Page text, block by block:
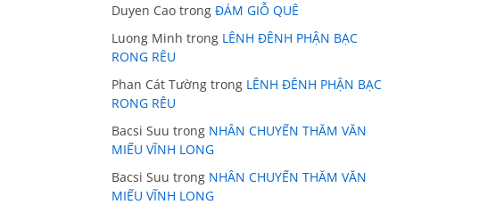
Duyen Cao trong ĐÁM GIỖ QUÊ
Luong Minh trong LÊNH ĐÊNH PHẬN BẠC
RONG RÊU
Phan Cát Tường trong LÊNH ĐÊNH PHẬN BẠC
RONG RÊU
Bacsi Suu trong NHÂN CHUYẾN THĂM VĂN
MIẾU VĨNH LONG
Bacsi Suu trong NHÂN CHUYẾN THĂM VĂN
MIẾU VĨNH LONG